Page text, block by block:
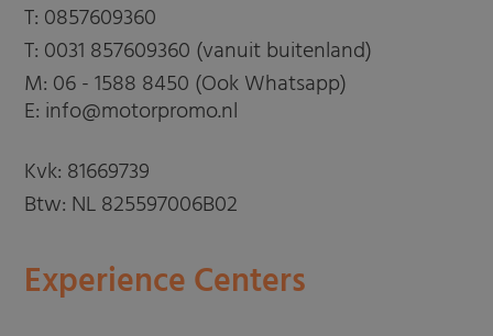
T: 0857609360
T: 0031 857609360 (vanuit buitenland)
M: 06 - 1588 8450 (Ook Whatsapp)
E: info@motorpromo.nl
Kvk: 81669739
Btw: NL 825597006B02
Experience Centers